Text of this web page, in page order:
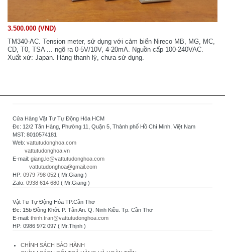
3.500.000 (VND)
TM340-AC. Tension meter, sử dụng với cảm biến Nireco MB, MG, MC,
CD, T0, TSA ... ngõ ra 0-5V/10V, 4-20mA. Nguồn cấp 100-240VAC.
Xuất xứ: Japan. Hàng thanh lý, chưa sử dụng.
Cửa Hàng Vật Tư Tự Động Hóa HCM
Đc: 12/2 Tân Hàng, Phường 11, Quận 5, Thành phố Hồ Chí Minh, Việt Nam
MST: 8010574181
Web: vattutudonghoa.com
vattutudonghoa.vn
E-mail: giang.le@vattutudonghoa.com
vattutudonghoa@gmail.com
HP: 0979 798 052 ( Mr.Giang )
Zalo: 0938 614 680 ( Mr.Giang )
Vật Tư Tự Động Hóa TP.Cần Thơ
Đc: 15b Đồng Khởi. P. Tân An. Q. Ninh Kiều. Tp. Cần Thơ
E-mail: thinh.tran@vattutudonghoa.com
HP: 0986 972 097 ( Mr.Thịnh )
CHÍNH SÁCH BẢO HÀNH